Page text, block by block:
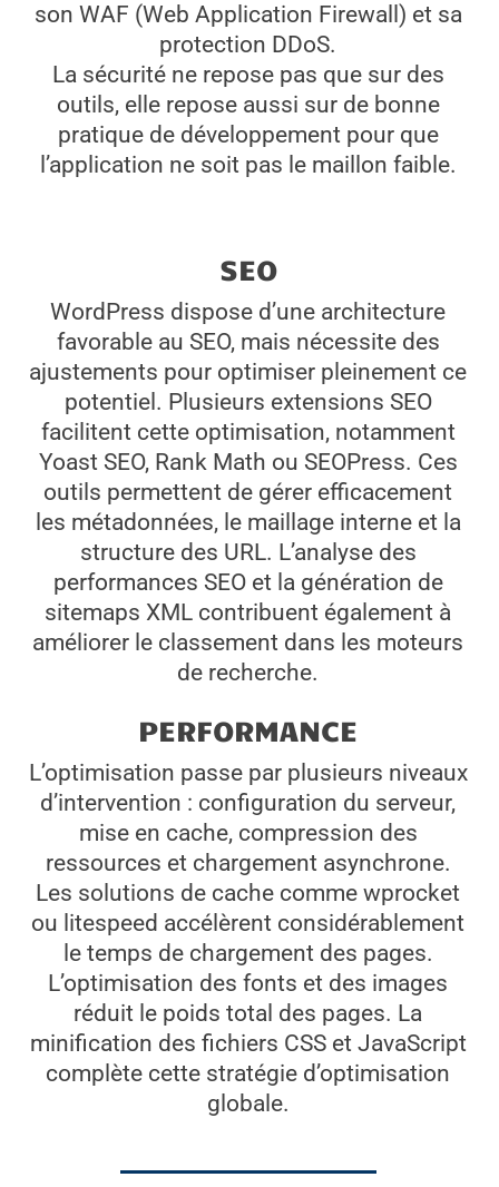
son WAF (Web Application Firewall) et sa
protection DDoS.
La sécurité ne repose pas que sur des
outils, elle repose aussi sur de bonne
pratique de développement pour que
l’application ne soit pas le maillon faible.
SEO
WordPress dispose d’une architecture
favorable au SEO, mais nécessite des
ajustements pour optimiser pleinement ce
potentiel. Plusieurs extensions SEO
facilitent cette optimisation, notamment
Yoast SEO, Rank Math ou SEOPress. Ces
outils permettent de gérer efficacement
les métadonnées, le maillage interne et la
structure des URL. L’analyse des
performances SEO et la génération de
sitemaps XML contribuent également à
améliorer le classement dans les moteurs
de recherche.
PERFORMANCE
L’optimisation passe par plusieurs niveaux
d’intervention : configuration du serveur,
mise en cache, compression des
ressources et chargement asynchrone.
Les solutions de cache comme wprocket
ou litespeed accélèrent considérablement
le temps de chargement des pages.
L’optimisation des fonts et des images
réduit le poids total des pages. La
minification des fichiers CSS et JavaScript
complète cette stratégie d’optimisation
globale.